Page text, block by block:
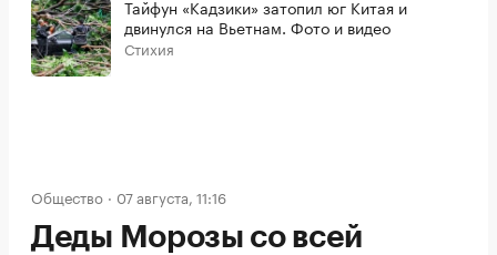
Тайфун «Кадзики» затопил юг Китая и
двинулся на Вьетнам. Фото и видео
Стихия
Общество 07 августа, 11:16
Деды Морозы со всей